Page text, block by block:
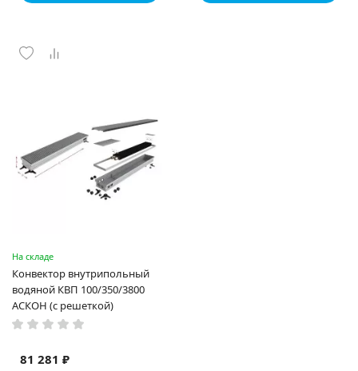
На складе
Конвектор внутрипольный
водяной КВП 100/350/3800
АСКОН (с решеткой)
81 281 ₽